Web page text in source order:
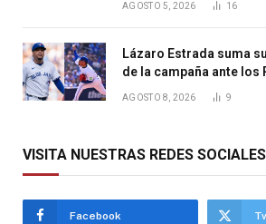
AGOSTO 5, 2026 16
Lázaro Estrada suma
de la campaña ante los
AGOSTO 8, 2026 9
VISITA NUESTRAS REDES SOCIALES
Facebook